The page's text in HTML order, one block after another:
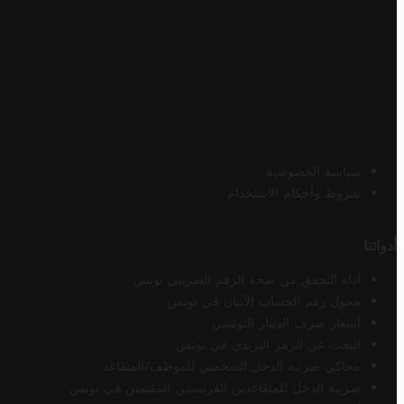
سياسة الخصوصية
شروط وأحكام الاستخدام
أدواتنا
أداة التحقق من صحة الرقم الضريبي تونس
محول رقم الحساب الآيبان في تونس
أسعار صرف الدينار التونسي
البحث عن الرمز البريدي في تونس
محاكي ضريبة الدخل الشخصي للموظف/المتقاعد
ضريبة الدخل للمتقاعدين الفرنسيين المقيمين في تونس